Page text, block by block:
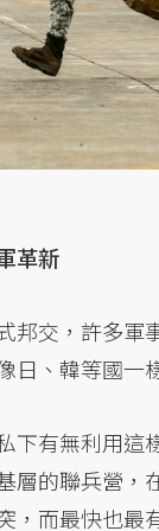
革新
邦交，許多
日、韓等國一
下有無利用
層的聯兵營
，而最快也最